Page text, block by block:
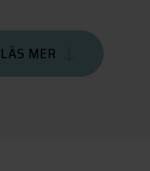
LÄS MER